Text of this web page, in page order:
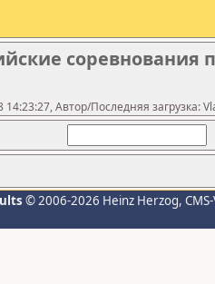
Автор/Последняя загрузка:
© 2006-2026 Heinz Herzog,